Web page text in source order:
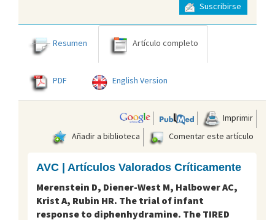
Suscribirse
Resumen Artículo completo
PDF English Version
Imprimir
Añadir a biblioteca
Comentar este artículo
AVC | Artículos Valorados Críticamente
Merenstein D, Diener-West M, Halbower AC,
Krist A, Rubin HR. The trial of infant
response to diphenhydramine. The TIRED